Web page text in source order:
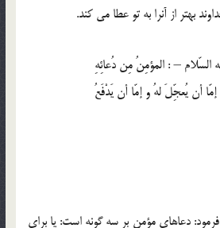
بهتر از آنرا به تو عطا مي كند.
أن يُعجِّلَ لهُ و إمّا أن يَدْفَعُ
دعاهاي مؤمن بر سه گونه است: يا براي